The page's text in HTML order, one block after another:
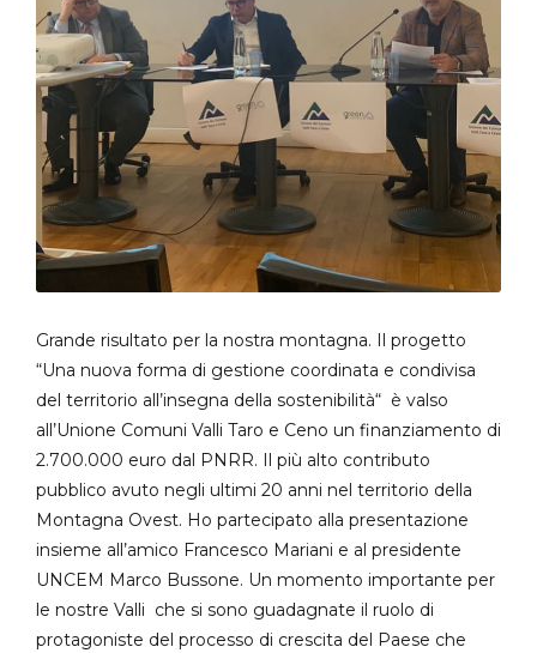
Grande risultato per la nostra montagna. Il progetto
“Una nuova forma di gestione coordinata e condivisa
del territorio all’insegna della sostenibilità“ è valso
all’Unione Comuni Valli Taro e Ceno un finanziamento di
2.700.000 euro dal PNRR. Il più alto contributo
pubblico avuto negli ultimi 20 anni nel territorio della
Montagna Ovest. Ho partecipato alla presentazione
insieme all’amico Francesco Mariani e al presidente
UNCEM Marco Bussone. Un momento importante per
le nostre Valli che si sono guadagnate il ruolo di
protagoniste del processo di crescita del Paese che